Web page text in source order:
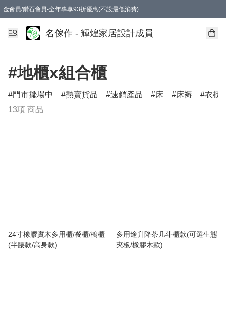
金會員/鑽石會員-全年專享93折優惠(不設最低消費)
名傢作 - 輝煌家居設計成員
#地櫃x組合櫃
門市擺場中 熱賣貨品 速銷產品 床 床褥
衣櫃
13項 商品
24寸橡膠實木多用櫃/餐櫃/櫥櫃
(半腰款/高身款)
多用途升降茶几斗櫃款(可選生態
夾板/橡膠木款)